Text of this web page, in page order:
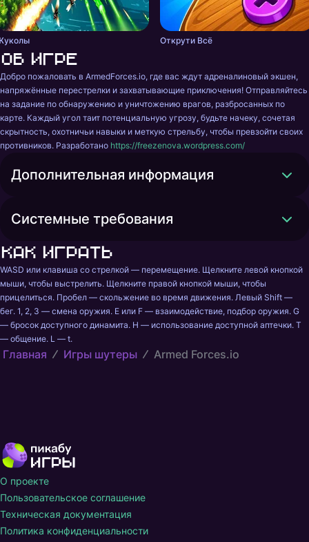
Открути Всё
Об игре
Добро пожаловать в ArmedForces.io, где вас ждут адреналиновый экшен,
напряжённые перестрелки и захватывающие приключения! Отправляйтесь
на задание по обнаружению и уничтожению врагов, разбросанных по
карте. Каждый угол таит потенциальную угрозу, будьте начеку, сочетая
скрытность, охотничьи навыки и меткую стрельбу, чтобы превзойти своих
противников. Разработано https://freezenova.wordpress.com/
Дополнительная информация
Системные требования
Как играть
WASD или клавиша со стрелкой — перемещение. Щелкните левой кнопкой
мыши, чтобы выстрелить. Щелкните правой кнопкой мыши, чтобы
прицелиться. Пробел — скольжение во время движения. Левый Shift —
бег. 1, 2, 3 — смена оружия. E или F — взаимодействие, подбор оружия. G
— бросок доступного динамита. H — использование доступной аптечки. T
— общение. L — t.
Главная Игры шутеры Armed Forces.io
О проекте
Пользовательское соглашение
Техническая документация
Политика конфиденциальности